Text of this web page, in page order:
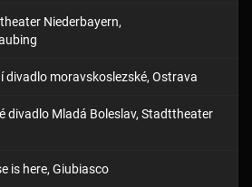
Niederbayern,
divadlo moravskoslezské, Ostrava
divadlo Mladá Boleslav, Stadttheater
is here, Giubiasco